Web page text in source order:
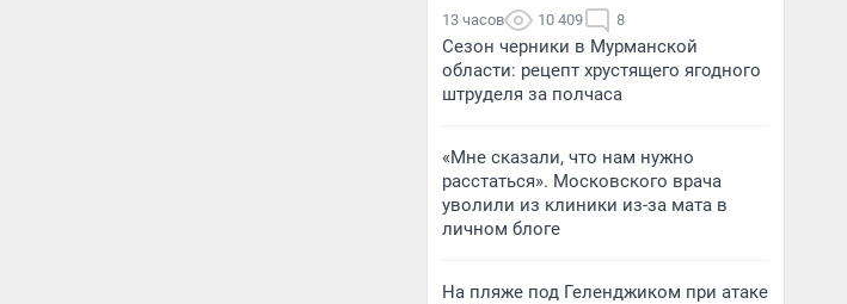
13 часов 10 409 8
Сезон черники в Мурманской
области: рецепт хрустящего ягодного
штруделя за полчаса
«Мне сказали, что нам нужно
расстаться». Московского врача
уволили из клиники из-за мата в
личном блоге
На пляже под Геленджиком при атаке